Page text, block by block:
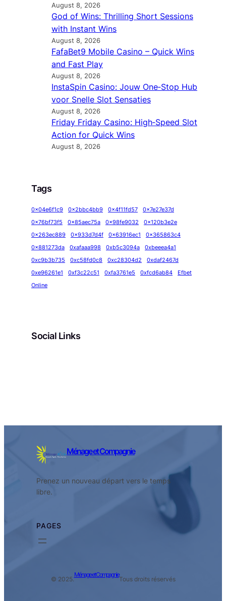
August 8, 2026
God of Wins: Thrilling Short Sessions
with Instant Wins
August 8, 2026
FafaBet9 Mobile Casino – Quick Wins
and Fast Play
August 8, 2026
InstaSpin Casino: Jouw One‑Stop Hub
voor Snelle Slot Sensaties
August 8, 2026
Friday Friday Casino: High‑Speed Slot
Action for Quick Wins
August 8, 2026
Tags
0x04e6f1c9 0x2bbc4bb9 0x4f11fd57
0x7e27e37d
0x76bf73f5
0x85aec75a 0x98fe9032
0x120b3e2e
0x263ec889
0x933d7d4f 0x63916ec1
0x365863c4
0x881273da
0xafaaa998 0xb5c3094a
0xbeeea4a1
0xc9b3b735
0xc58fd0c8 0xc28304d2
0xdaf2467d
0xe96261e1
0xf3c22c51 0xfa3761e5 0xfcd6ab84
Efbet
Online
Social Links
Ménage et Compagnie
Prenez un nouveau départ vers le temps
libre.
PAGES
© 2025.
Ménage et Compagnie
Tous droits réservés